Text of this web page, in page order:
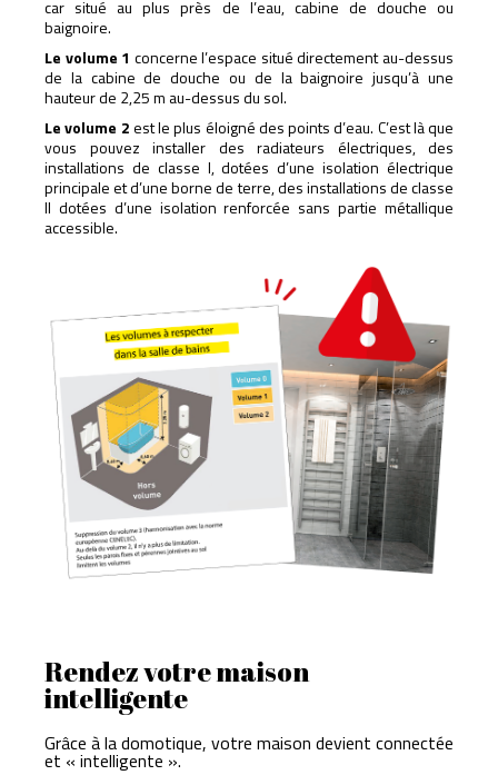
car situé au plus près de l’eau, cabine de douche ou
baignoire.
Le volume 1 concerne l’espace situé directement au-dessus
de la cabine de douche ou de la baignoire jusqu’à une
hauteur de 2,25 m au-dessus du sol.
Le volume 2est le plus éloigné des points d’eau. C’est là que
vous pouvez installer des radiateurs électriques, des
installations de classe I, dotées d’une isolation électrique
principale et d’une borne de terre, des installations de classe
II dotées d’une isolation renforcée sans partie métallique
accessible.
Rendez votre maison
intelligente
Grâce à la domotique, votre maison devient connectée
et « intelligente ».